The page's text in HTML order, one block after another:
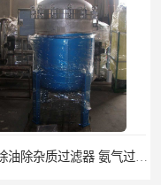
氨气除油除杂质过滤器 氨气过滤器生产厂家